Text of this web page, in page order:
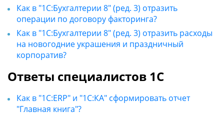
Как в "1С:Бухгалтерии 8" (ред. 3) отразить
операции по договору факторинга?
Как в "1С:Бухгалтерии 8" (ред. 3) отразить расходы
на новогодние украшения и праздничный
корпоратив?
Ответы специалистов 1С
Как в "1С:ERP" и "1С:КА" сформировать отчет
"Главная книга"?